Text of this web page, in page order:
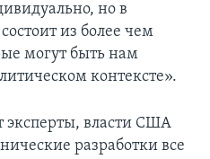
но в
из более чем
могут быть нам
контексте».
власти США
разработки все